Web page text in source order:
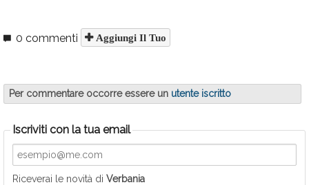
0 commenti Aggiungi Il Tuo
Per commentare occorre essere un utente iscritto
Iscriviti con la tua email
Riceverai le novità di Verbania